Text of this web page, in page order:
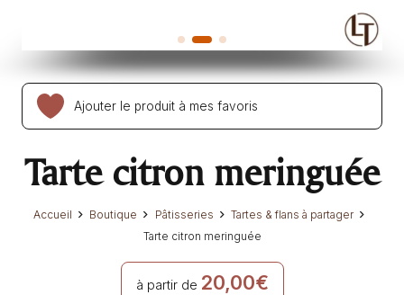
Ajouter le produit à mes favoris
Tarte citron meringuée
Accueil Boutique Pâtisseries
Tartes & flans à partager
Tarte citron meringuée
à partir de 20,00€